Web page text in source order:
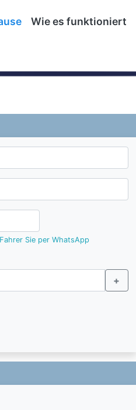
Wie es funktioniert
Sie per WhatsApp
+